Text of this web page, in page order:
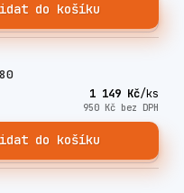
do košíku
1 149 Kč/ks
950 Kč bez DPH
do košíku